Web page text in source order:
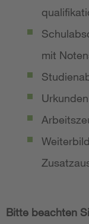
mit
Bitte beachten